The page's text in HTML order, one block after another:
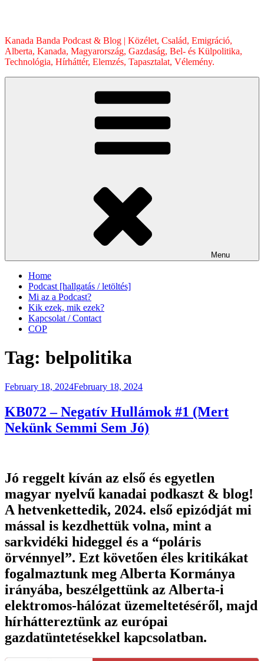
Kanada Banda Podcast & Blog | Közélet, Család, Emigráció,
Alberta, Kanada, Magyarország, Gazdaság, Bel- és Külpolitika,
Technológia, Hírháttér, Elemzés, Tapasztalat, Vélemény.
Menu
Home
Podcast [hallgatás / letöltés]
Mi az a Podcast?
Kik ezek, mik ezek?
Kapcsolat / Contact
COP
Tag: belpolitika
Posted
February 18, 2024February 18, 2024
KB072 – Negatív Hullámok #1 (Mert
Nekünk Semmi Sem Jó)
Jó reggelt kíván az első és egyetlen
magyar nyelvű kanadai podkaszt & blog!
A hetvenkettedik, 2024. első epizódját mi
mással is kezdhettük volna, mint a
sarkvidéki hideggel és a “poláris
örvénnyel”. Ezt követően éles kritikákat
fogalmaztunk meg Alberta Kormánya
irányába, beszélgettünk az Alberta-i
elektromos-hálózat üzemeltetéséről, majd
hírháttereztünk az európai
gazdatüntetésekkel kapcsolatban.